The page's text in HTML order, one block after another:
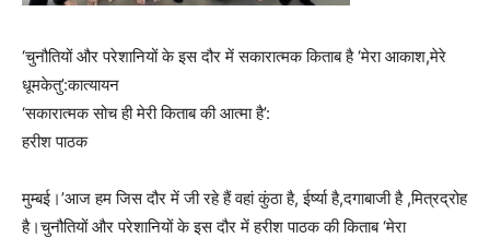
‘चुनौतियों और परेशानियों के इस दौर में सकारात्मक किताब है ‘मेरा आकाश,मेरे
धूमकेतु’:कात्यायन
‘सकारात्मक सोच ही मेरी किताब की आत्मा है’:
हरीश पाठक
मुम्बई।’आज हम जिस दौर में जी रहे हैं वहां कुंठा है, ईर्ष्या है,दगाबाजी है ,मित्रद्रोह
है।चुनौतियों और परेशानियों के इस दौर में हरीश पाठक की किताब ‘मेरा